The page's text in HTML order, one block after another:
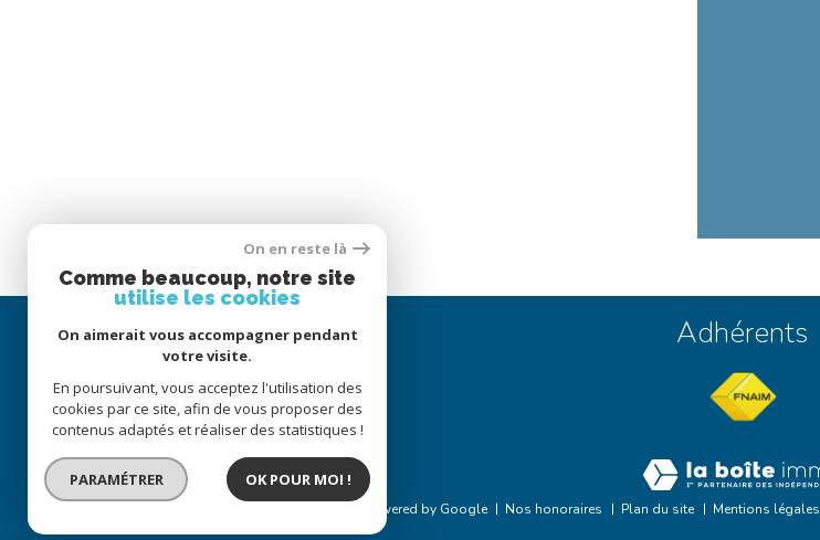
Adhérents
Traduction powered by Google Nos honoraires Plan du site Mentions légales
On en reste là
Comme beaucoup, notre site
utilise les cookies
On aimerait vous accompagner pendant
votre visite.
En poursuivant, vous acceptez l'utilisation des
cookies par ce site, afin de vous proposer des
contenus adaptés et réaliser des statistiques !
PARAMÉTRER OK POUR MOI !